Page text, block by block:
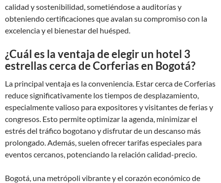
calidad y sostenibilidad, sometiéndose a auditorías y
obteniendo certificaciones que avalan su compromiso con la
excelencia y el bienestar del huésped.
¿Cuál es la ventaja de elegir un hotel 3
estrellas cerca de Corferias en Bogotá?
La principal ventaja es la conveniencia. Estar cerca de Corferias
reduce significativamente los tiempos de desplazamiento,
especialmente valioso para expositores y visitantes de ferias y
congresos. Esto permite optimizar la agenda, minimizar el
estrés del tráfico bogotano y disfrutar de un descanso más
prolongado. Además, suelen ofrecer tarifas especiales para
eventos cercanos, potenciando la relación calidad-precio.
Bogotá, una metrópoli vibrante y el corazón económico de